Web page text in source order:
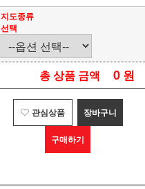
지도종류
선택
총 상품 금액 0 원
관심상품 장바구니
구매하기